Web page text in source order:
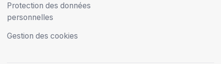
Protection des données
personnelles
Gestion des cookies